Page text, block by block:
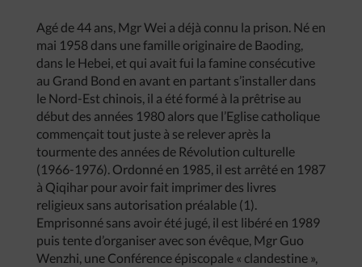
Agé de 44 ans, Mgr Wei a déjà connu la prison. Né en
mai 1958 dans une famille originaire de Baoding,
dans le Hebei, et qui avait fui la famine consécutive
au Grand Bond en avant en partant s’installer dans
le Nord-Est chinois, il a été formé à la prêtrise au
début des années 1980 alors que l’Eglise catholique
commençait tout juste à se relever après la
tourmente des années de Révolution culturelle
(1966-1976). Ordonné en 1985, il est arrêté en 1987
à Qiqihar pour avoir fait imprimer des livres
religieux sans autorisation préalable (1).
Emprisonné sans avoir été jugé, il est libéré en 1989
puis tente d’organiser avec son évêque, Mgr Guo
Wenzhi, une Conférence épiscopale « clandestine »,